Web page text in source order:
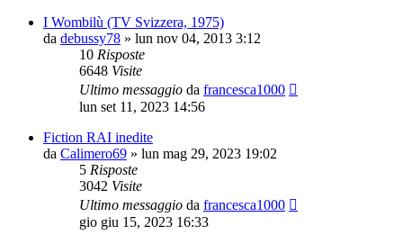
I Wombilù (TV Svizzera, 1975)
da debussy78 » lun nov 04, 2013 3:12
10 Risposte
6648 Visite
Ultimo messaggio da francesca1000
lun set 11, 2023 14:56
Fiction RAI inedite
da Calimero69 » lun mag 29, 2023 19:02
5 Risposte
3042 Visite
Ultimo messaggio da francesca1000
gio giu 15, 2023 16:33